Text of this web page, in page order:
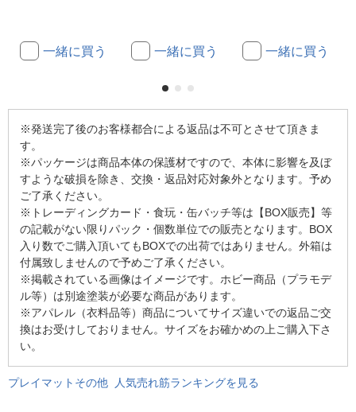
一緒に買う 一緒に買う 一緒に買う
※発送完了後のお客様都合による返品は不可とさせて頂きま
す。
※パッケージは商品本体の保護材ですので、本体に影響を及ぼ
すような破損を除き、交換・返品対応対象外となります。予め
ご了承ください。
※トレーディングカード・食玩・缶バッチ等は【BOX販売】等
の記載がない限りパック・個数単位での販売となります。BOX
入り数でご購入頂いてもBOXでの出荷ではありません。外箱は
付属致しませんので予めご了承ください。
※掲載されている画像はイメージです。ホビー商品（プラモデ
ル等）は別途塗装が必要な商品があります。
※アパレル（衣料品等）商品についてサイズ違いでの返品ご交
換はお受けしておりません。サイズをお確かめの上ご購入下さ
い。
プレイマットその他 人気売れ筋ランキングを見る